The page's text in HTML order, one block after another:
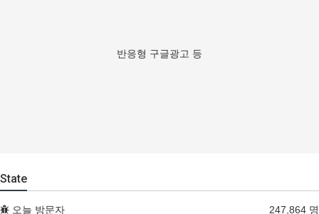
반응형 구글광고 등
State
오늘 방문자 247,864 명